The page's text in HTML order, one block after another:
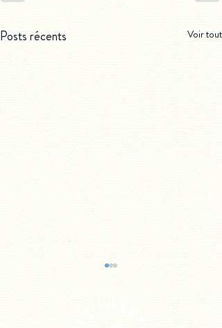
Posts récents Voir tout